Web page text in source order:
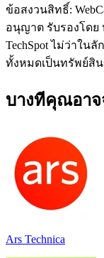
ข้อสงวนสิทธิ์:
อนุญาต รับรองโดย
TechSpot ไม่ว่าใ
ทั้งหมดเป็นทรัพย์สิน
บางทีคุณอา
Ars Technica